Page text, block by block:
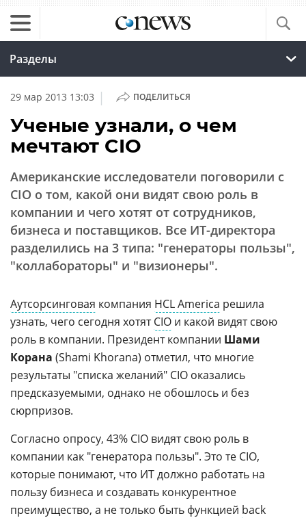
Разделы
29 мар 2013 13:03 | ПОДЕЛИТЬСЯ
Ученые узнали, о чем
мечтают CIO
Американские исследователи поговорили с
CIO о том, какой они видят свою роль в
компании и чего хотят от сотрудников,
бизнеса и поставщиков. Все ИТ-директора
разделились на 3 типа: "генераторы пользы",
"коллабораторы" и "визионеры".
Аутсорсинговая компания HCL America решила
узнать, чего сегодня хотятCIO и какой видят свою
роль в компании. Президент компании Шами
Корана (Shami Khorana) отметил, что многие
результаты "списка желаний" CIO оказались
предсказуемыми, однако не обошлось и без
сюрпризов.
Согласно опросу, 43% CIO видят свою роль в
компании как "генератора пользы". Это те CIO,
которые понимают, что ИТ должно работать на
пользу бизнеса и создавать конкурентное
преимущество, а не только быть функцией back